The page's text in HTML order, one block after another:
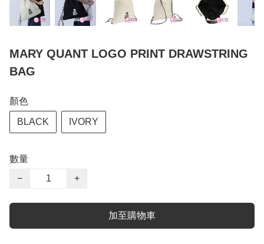
MARY QUANT LOGO PRINT DRAWSTRING
BAG
顏色
BLACK IVORY
數量
−
+
加至購物車